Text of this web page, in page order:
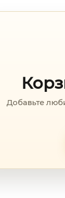
Добавьте